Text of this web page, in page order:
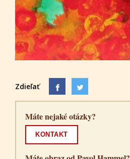
Zdieľať
Máte nejaké otázky?
KONTAKT